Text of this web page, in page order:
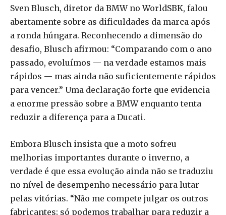
Sven Blusch, diretor da BMW no WorldSBK, falou
abertamente sobre as dificuldades da marca após
a ronda húngara. Reconhecendo a dimensão do
desafio, Blusch afirmou: “Comparando com o ano
passado, evoluímos — na verdade estamos mais
rápidos — mas ainda não suficientemente rápidos
para vencer.” Uma declaração forte que evidencia
a enorme pressão sobre a BMW enquanto tenta
reduzir a diferença para a Ducati.
Embora Blusch insista que a moto sofreu
melhorias importantes durante o inverno, a
verdade é que essa evolução ainda não se traduziu
no nível de desempenho necessário para lutar
pelas vitórias. “Não me compete julgar os outros
fabricantes; só podemos trabalhar para reduzir a